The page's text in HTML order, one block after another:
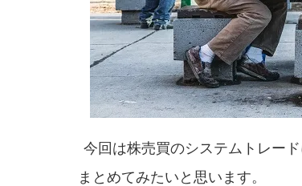
今回は株売買のシステムトレー
まとめてみたいと思います。